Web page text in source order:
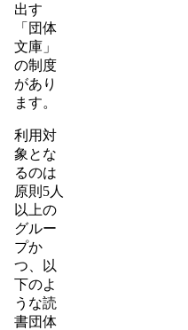
出す
「団体
文庫」
の制度
があり
ます。
利用対
象とな
るのは
原則5人
以上の
グルー
プか
つ、以
下のよ
うな読
書団体